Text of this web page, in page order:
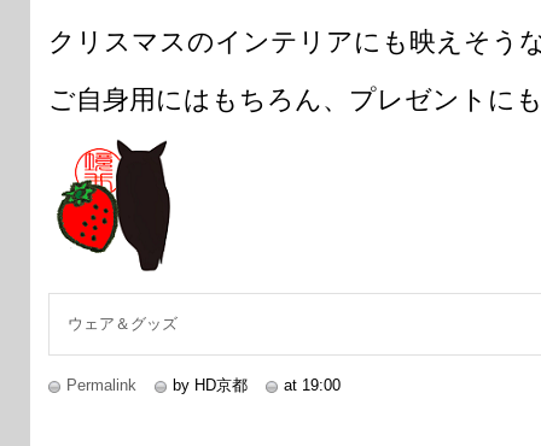
クリスマスのインテリアにも映えそう
ご自身用にはもちろん、プレゼントに
ウェア＆グッズ
Permalink by HD京都 at 19:00